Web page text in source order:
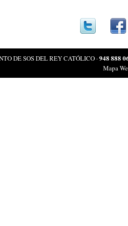
DE SOS DEL REY CATÓLICO ·948 888
Mapa